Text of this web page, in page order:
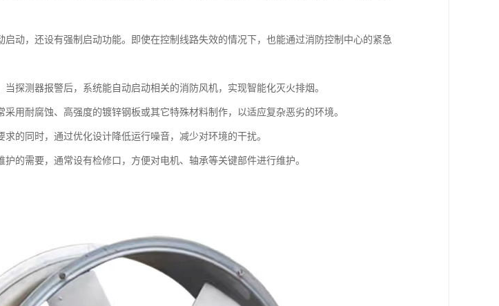
动，还设有强制启动功能。即使在控制线路失效的情况下，也能通过消防控制中心的紧急
探测器报警后，系统能自动启动相关的消防风机，实现智能化灭火排烟。
用耐腐蚀、高强度的镀锌钢板或其它特殊材料制作，以适应复杂恶劣的环境。
的同时，通过优化设计降低运行噪音，减少对环境的干扰。
的需要，通常设有检修口，方便对电机、轴承等关键部件进行维护。